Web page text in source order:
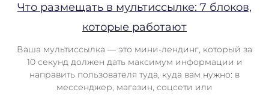
Что размещать в мультиссылке: 7 блоков,
которые работают
Ваша мультиссылка — это мини-лендинг, который за
10 секунд должен дать максимум информации и
направить пользователя туда, куда вам нужно: в
мессенджер, магазин, соцсети или